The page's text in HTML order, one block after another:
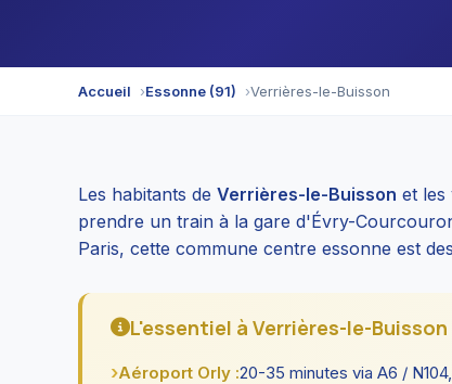
Accueil Essonne (91) Verrières-le-Buisson
Les habitants de Verrières-le-Buisson et les
prendre un train à la gare d'Évry-
Paris, cette commune centre essonne est
L'essentiel à Verrières-le-Buisson
Aéroport Orly :20-35 minutes via A6 /